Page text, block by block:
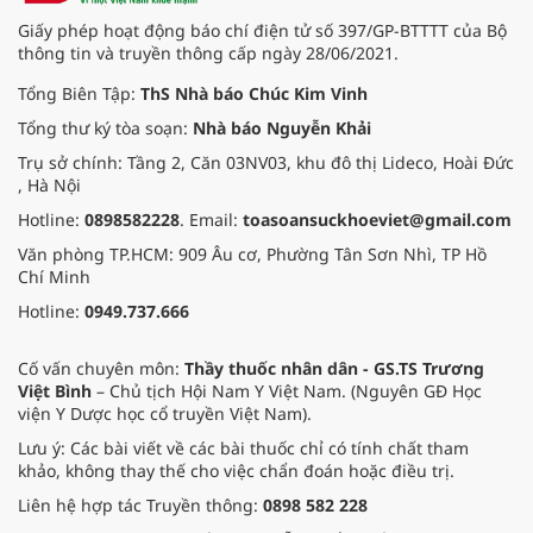
Giấy phép hoạt động báo chí điện tử số 397/GP-BTTTT của Bộ
thông tin và truyền thông cấp ngày 28/06/2021.
Tổng Biên Tập: ThS Nhà báo Chúc Kim Vinh
Tổng thư ký tòa soạn: Nhà báo Nguyễn Khải
Trụ sở chính: Tầng 2, Căn 03NV03, khu đô thị Lideco, Hoài Đức
, Hà Nội
Hotline: 0898582228. Email: toasoansuckhoeviet@gmail.com
Văn phòng TP.HCM: 909 Âu cơ, Phường Tân Sơn Nhì, TP Hồ
Chí Minh
Hotline: 0949.737.666
Cố vấn chuyên môn: Thầy thuốc nhân dân - GS.TS Trương
Việt Bình – Chủ tịch Hội Nam Y Việt Nam. (Nguyên GĐ Học
viện Y Dược học cổ truyền Việt Nam).
Lưu ý: Các bài viết về các bài thuốc chỉ có tính chất tham
khảo, không thay thế cho việc chẩn đoán hoặc điều trị.
Liên hệ hợp tác Truyền thông: 0898 582 228